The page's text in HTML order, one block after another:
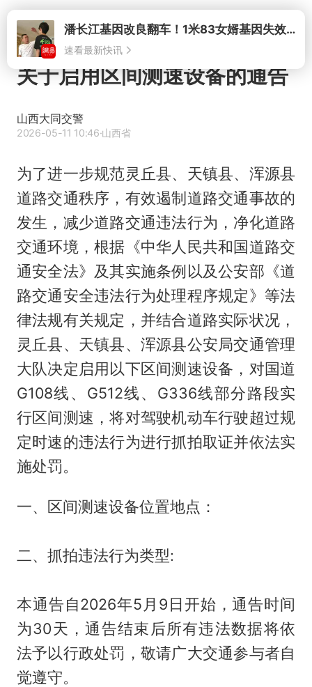
打开
关于启用区间测速设备的通告
山西大同交警
2026-05-11 10:46·山西省
为了进一步规范灵丘县、天镇县、浑源县
道路交通秩序，有效遏制道路交通事故的
发生，减少道路交通违法行为，净化道路
交通环境，根据《中华人民共和国道路交
通安全法》及其实施条例以及公安部《道
路交通安全违法行为处理程序规定》等法
律法规有关规定，并结合道路实际状况，
灵丘县、天镇县、浑源县公安局交通管理
大队决定启用以下区间测速设备，对国道
G108线、G512线、G336线部分路段实
行区间测速，将对驾驶机动车行驶超过规
定时速的违法行为进行抓拍取证并依法实
施处罚。
一、区间测速设备位置地点：
二、抓拍违法行为类型:
本通告自2026年5月9日开始，通告时间
为30天，通告结束后所有违法数据将依
法予以行政处罚，敬请广大交通参与者自
觉遵守。